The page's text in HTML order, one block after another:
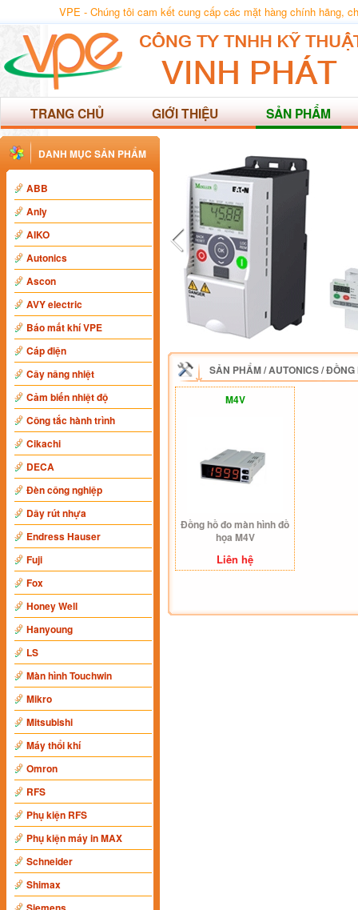
VPE - Chúng tôi cam kết cung cấp các mặt hàng chính hãng,
TRANG CHỦ GIỚI THIỆU SẢN PHẨM
DANH MỤC SẢN PHẨM
ABB
Anly
AIKO
Autonics
Ascon
AVY electric
Báo mất khí VPE
Cáp điện
Cây nâng nhiệt
Cảm biến nhiệt độ
Công tắc hành trình
Cikachi
DECA
Đèn công nghiệp
Dây rút nhựa
Endress Hauser
Fuji
Fox
Honey Well
Hanyoung
LS
Màn hình Touchwin
Mikro
Mitsubishi
Máy thổi khí
Omron
RFS
Phụ kiện RFS
Phụ kiện máy in MAX
Schneider
Shimax
SẢN PHẨM/AUTONICS/ĐỒNG
M4V
Đồng hồ đo màn hình đồ
họa M4V
Liên hệ